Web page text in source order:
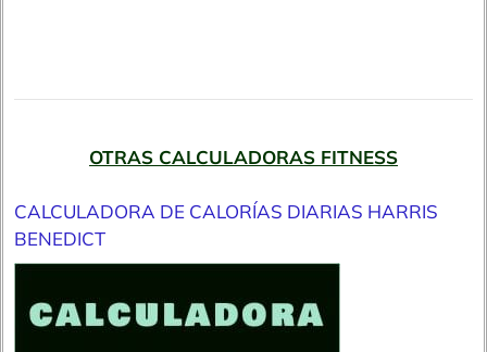
OTRAS CALCULADORAS FITNESS
CALCULADORA DE CALORÍAS DIARIAS HARRIS
BENEDICT